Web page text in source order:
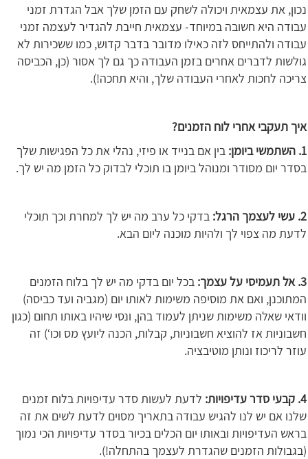
נכון, את עצמאית ויכולה לשחק עם הזמן שלך אבל הגדרת זמני
עבודה היא חשובה במיוחד- עצמאית חייבת להגדיר לעצמה זמני
עבודה ולהתייחס לזה כאילו מדובר בדבר קדוש, כמו ששכירות לא
גולשות לדברים אחרים בזמן העבודה כך גם לך אסור (כן, הכביסה
צריכה לחכות לאחרי העבודה שלך, והיא תחכה!).
איך תעקבי אחרי לוח הזמנים?
1. השתמשי ביומן:
בין אם בנייד או פיזי, נהלי את כל הפגישות שלך
בסדר יום מסודר ומנוהל ביומן בו תוכלי לבדוק כל הזמן מה יש לך.
2. עשי לעצמך הרגל:
בדקי כל ערב מה יש לך למחרת וכך תוכלי
לדעת מה צפוי לך ולהיות מוכנה ליום הבא.
3. אל תעמיסי על עצמך:
בכל יום בדקי מה יש לך בלוח הזמנים
המתוכנן, ואם את מוסיפה משימות לאותו יום (מגביה ועד כביסה)
וודאי שאלה משימות שניתן לעמוד בהן, ונסי שיהיו באותו תחום (כגון
חשבוניות אז להוציא חשבוניות, קבלות, הכנה ליועץ מס וכו‘) זה
עוזר לריכוז ונותן מוטיבציה.
4. קבעי סדר עדיפויות:
לדעת לעשות סדר עדיפויות בלוח זמנים
שלנו אם יש לנו להגיש עבודה בתאריך מסוים לדעת לשים את זה
בראש העדיפויות ובאותו יום הכלים בכיור בסדר עדיפויות הכי נמוך
(בגבולות הזמנים שהגדרת לעצמך בהתחלה!).